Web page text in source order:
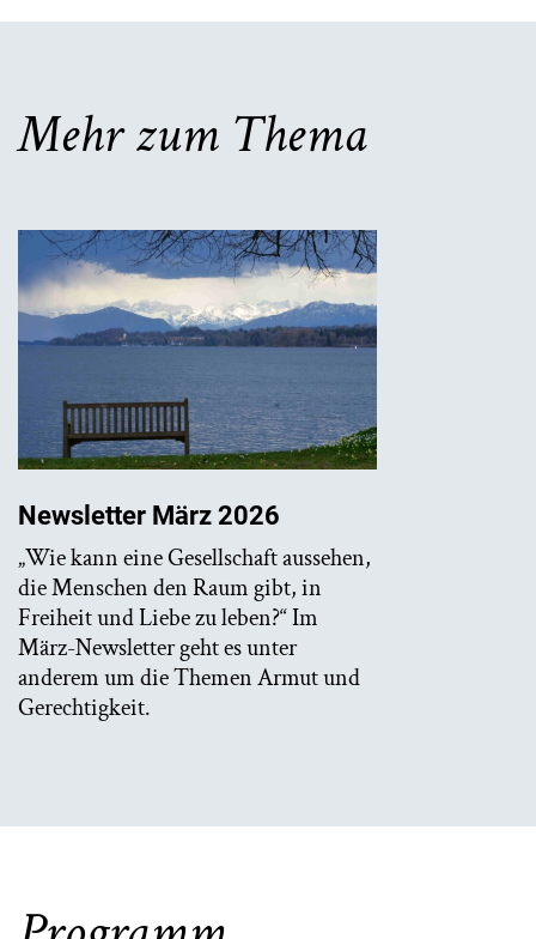
Mehr zum Thema
Newsletter März 2026
„Wie kann eine Gesellschaft aussehen,
die Menschen den Raum gibt, in
Freiheit und Liebe zu leben?“Im
März-Newsletter geht es unter
anderem um die Themen Armut und
Gerechtigkeit.